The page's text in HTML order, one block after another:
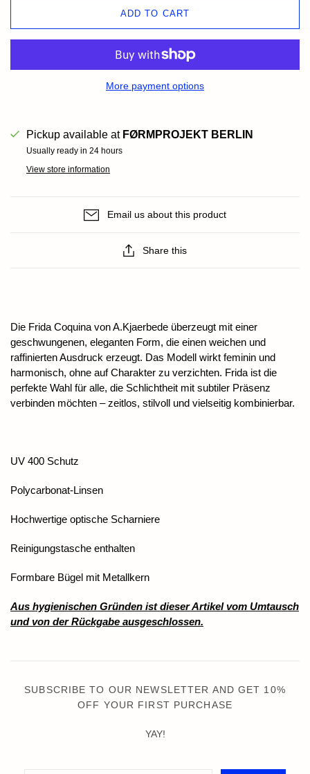
ADD TO CART
More payment options
Pickup available at FØRMPROJEKT BERLIN
Usually ready in 24 hours
View store information
Email us about this product
Share this
Die Frida Coquina von A.Kjaerbede überzeugt mit einer
geschwungenen, eleganten Form, die einen weichen und
raffinierten Ausdruck erzeugt. Das Modell wirkt feminin und
harmonisch, ohne auf Charakter zu verzichten. Frida ist die
perfekte Wahl für alle, die Schlichtheit mit subtiler Präsenz
verbinden möchten – zeitlos, stilvoll und vielseitig kombinierbar.
UV 400 Schutz
Polycarbonat-Linsen
Hochwertige optische Scharniere
Reinigungstasche enthalten
Formbare Bügel mit Metallkern
Aus hygienischen Gründen ist dieser Artikel vom Umtausch
und von der Rückgabe ausgeschlossen.
SUBSCRIBE TO OUR NEWSLETTER AND GET 10%
OFF YOUR FIRST PURCHASE
YAY!